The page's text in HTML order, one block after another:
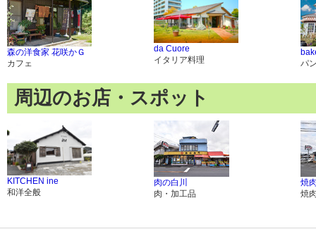
森の洋食家 花咲かＧ
カフェ
da Cuore
イタリア料理
パ
周辺のお店・スポット
KITCHEN ine
和洋全般
肉の白川
肉・加工品
焼
焼